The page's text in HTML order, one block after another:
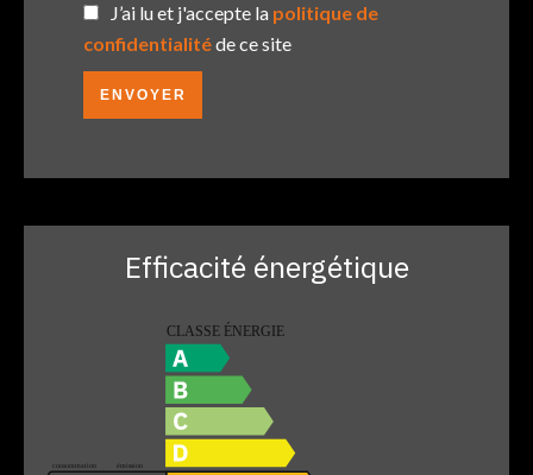
J’ai lu et j'accepte la politique de
confidentialitéde ce site
ENVOYER
Efficacité énergétique